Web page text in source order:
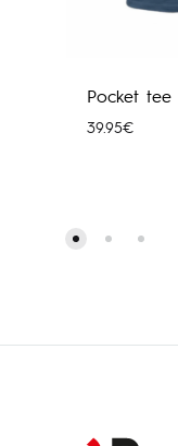
Pocket tee
39.95€